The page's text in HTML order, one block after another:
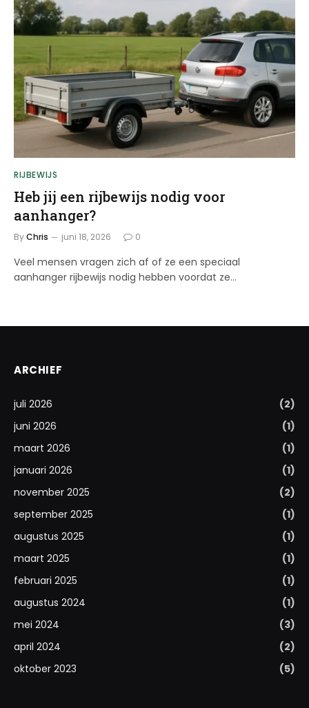
RIJBEWIJS
Heb jij een rijbewijs nodig voor
aanhanger?
ByChris juni 18, 2026 0
Veel mensen vragen zich af of ze een speciaal
aanhanger rijbewijs nodig hebben voordat ze…
ARCHIEF
juli 2026
(2)
juni 2026
(1)
maart 2026
(1)
januari 2026
(1)
november 2025
(2)
september 2025
(1)
augustus 2025
(1)
maart 2025
(1)
februari 2025
(1)
augustus 2024
(1)
mei 2024
(3)
april 2024
(2)
oktober 2023
(5)